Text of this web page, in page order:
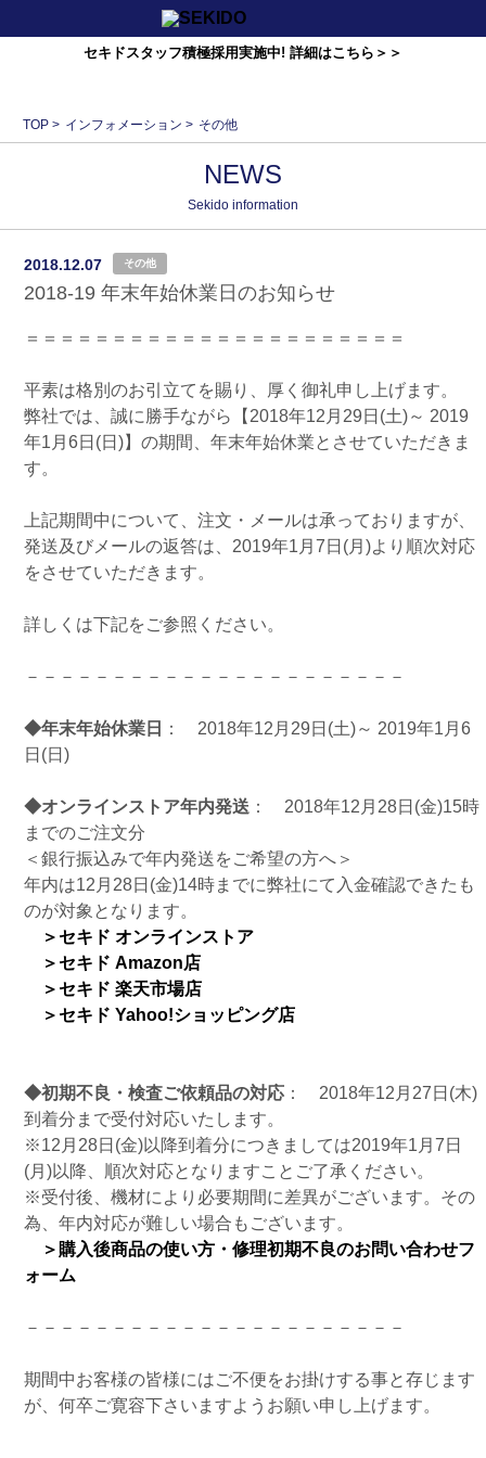
セキドスタッフ積極採用実施中! 詳細はこちら＞＞
TOP > インフォメーション > その他
NEWS
Sekido information
2018.12.07 その他
2018-19 年末年始休業日のお知らせ
＝＝＝＝＝＝＝＝＝＝＝＝＝＝＝＝＝＝＝＝＝＝
平素は格別のお引立てを賜り、厚く御礼申し上げます。
弊社では、誠に勝手ながら【2018年12月29日(土)～ 2019
年1月6日(日)】の期間、年末年始休業とさせていただきま
す。
上記期間中について、注文・メールは承っておりますが、
発送及びメールの返答は、2019年1月7日(月)より順次対応
をさせていただきます。
詳しくは下記をご参照ください。
－－－－－－－－－－－－－－－－－－－－－－
◆年末年始休業日
： 2018年12月29日(土)～ 2019年1月6
日(日)
◆オンラインストア年内発送 ： 2018年12月28日(金)15時
までのご注文分
＜銀行振込みで年内発送をご希望の方へ＞
年内は12月28日(金)14時までに弊社にて入金確認できたも
のが対象となります。
＞セキド オンラインストア
＞セキド Amazon店
＞セキド 楽天市場店
＞セキド Yahoo!ショッピング店
◆初期不良・検査ご依頼品の対応 ： 2018年12月27日(木)
到着分まで受付対応いたします。
※12月28日(金)以降到着分につきましては2019年1月7日
(月)以降、順次対応となりますことご了承ください。
※受付後、機材により必要期間に差異がございます。その
為、年内対応が難しい場合もございます。
＞購入後商品の使い方・修理初期不良のお問い合わせフ
ォーム
－－－－－－－－－－－－－－－－－－－－－－
期間中お客様の皆様にはご不便をお掛けする事と存じます
が、何卒ご寛容下さいますようお願い申し上げます。